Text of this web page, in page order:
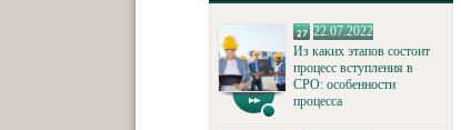
22.07.2022
Из каких этапов состоит
процесс вступления в
СРО: особенности
процесса